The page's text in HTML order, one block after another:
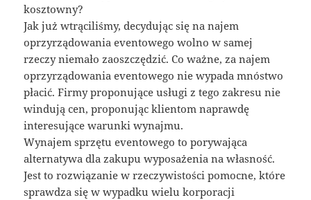
kosztowny?
Jak już wtrąciliśmy, decydując się na najem
oprzyrządowania eventowego wolno w samej
rzeczy niemało zaoszczędzić. Co ważne, za najem
oprzyrządowania eventowego nie wypada mnóstwo
płacić. Firmy proponujące usługi z tego zakresu nie
windują cen, proponując klientom naprawdę
interesujące warunki wynajmu.
Wynajem sprzętu eventowego to porywająca
alternatywa dla zakupu wyposażenia na własność.
Jest to rozwiązanie w rzeczywistości pomocne, które
sprawdza się w wypadku wielu korporacji